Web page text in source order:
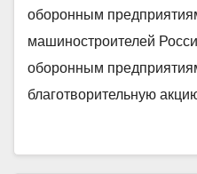
оборонным
машиностроителей
оборонным
благотворительную